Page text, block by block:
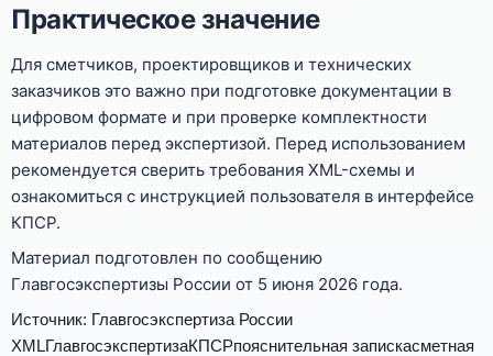
Практическое значение
Для сметчиков, проектировщиков и технических
заказчиков это важно при подготовке документации в
цифровом формате и при проверке комплектности
материалов перед экспертизой. Перед использованием
рекомендуется сверить требования XML-схемы и
ознакомиться с инструкцией пользователя в интерфейсе
КПСР.
Материал подготовлен по сообщению
Главгосэкспертизы России от 5 июня 2026 года.
Источник: Главгосэкспертиза России
XMLГлавгосэкспертизаКПСРпояснительная запискасметная